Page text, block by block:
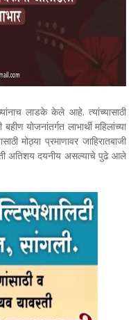
लाडके केले आहे. त्यांच्यासाठी
योजनांतर्गत लाभार्थी महिलांच्या
मोठ्या प्रमाणावर जाहिरातबाजी
अतिशय दयनीय असल्याचे पुढे आले